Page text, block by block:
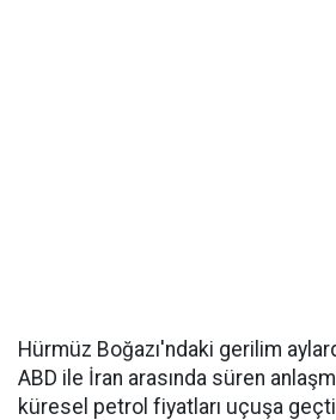
Hürmüz Boğazı'ndaki gerilim
ABD ile İran arasında süren
küresel petrol fiyatları uçuşa